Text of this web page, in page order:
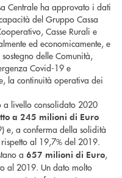
Centrale ha approvato i dati
del Gruppo Cassa
Casse Rurali e
ed economicamente, e
delle Comunità,
Covid-19 e
la continuità operativa dei
livello consolidato 2020
a 245 milioni di Euro
e, a conferma della solidità
rispetto al 19,7% del 2019.
a 657 milioni di Euro,
al 2019. Un dato molto